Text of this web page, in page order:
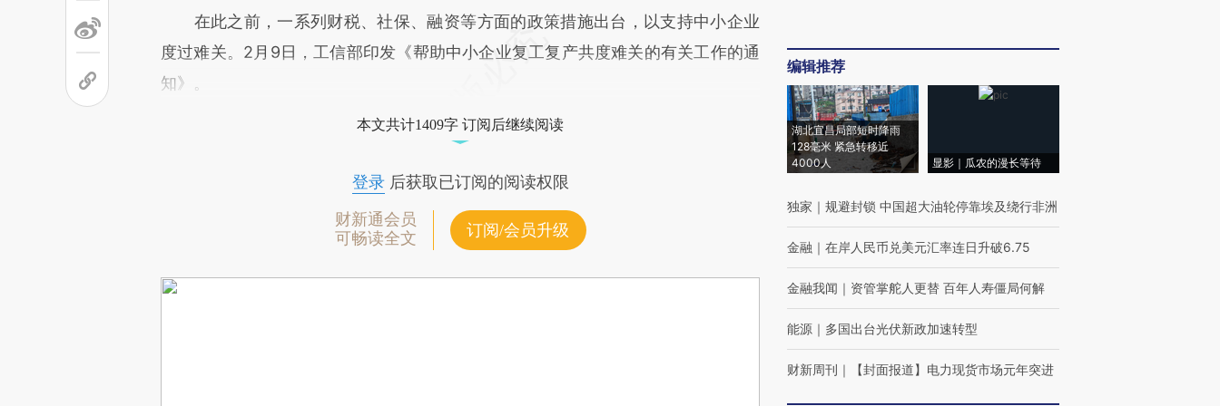
在此之前，一系列财税、社保、融资等方面的政策措施出台，以支持中小企业
度过难关。2月9日，工信部印发《帮助中小企业复工复产共度难关的有关工作的通
知》。
本文共计1409字 订阅后继续阅读
登录后获取已订阅的阅读权限
财新通会员
可畅读全文
订阅/会员升级
编辑推荐
湖北宜昌局部短时降雨
128毫米 紧急转移近
4000人
显影｜瓜农的漫长等待
独家 ｜ 规避封锁 中国超大油轮停靠埃及绕行非洲
金融 ｜ 在岸人民币兑美元汇率连日升破6.75
金融我闻 ｜ 资管掌舵人更替 百年人寿僵局何解
能源 ｜ 多国出台光伏新政加速转型
财新周刊 ｜ 【封面报道】电力现货市场元年突进